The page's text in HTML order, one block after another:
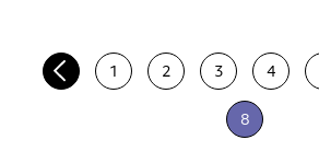
1 2 3 4
8